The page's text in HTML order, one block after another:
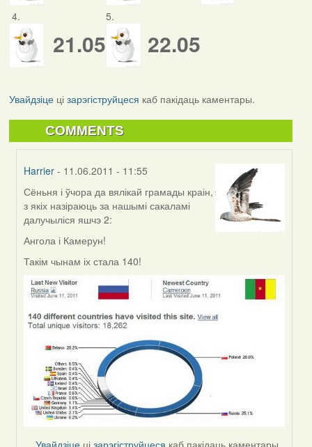
4.
21.05
5.
22.05
Увайдзіцеці зарэгіструйцеся каб пакідаць каментары.
COMMENTS
Harrier - 11.06.2011 - 11:55
In
reply
to
by
Сёньня і ўчора да вялікай грамады краін,
з якіх назіраюць за нашымі сакаламі
далучыліся яшчэ 2:
Ангола і Камерун!
Такім чынам іх стала 140!
Увайдзіце цізарэгіструйцеся каб пакідаць каментары.